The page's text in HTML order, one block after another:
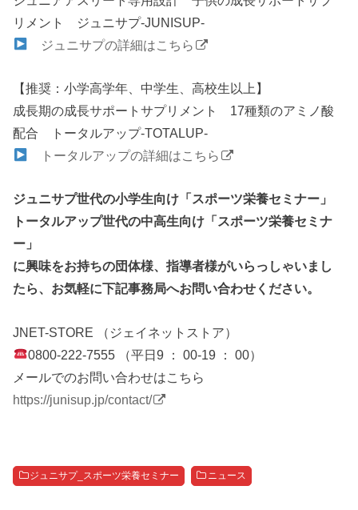
リメント ジュニサプ-JUNISUP-
ジュニサプの詳細はこちら
【推奨：小学高学年、中学生、高校生以上】
成長期の成長サポートサプリメント 17種類のアミノ酸
配合 トータルアップ-TOTALUP-
トータルアップの詳細はこちら
ジュニサプ世代の小学生向け「スポーツ栄養セミナー」
トータルアップ世代の中高生向け「スポーツ栄養セミナ
ー」
に興味をお持ちの団体様、指導者様がいらっしゃいまし
たら、お気軽に下記事務局へお問い合わせください。
JNET-STORE （ジェイネットストア）
0800-222-7555 （平日9 ： 00-19 ： 00）
メールでのお問い合わせはこちら
https://junisup.jp/contact/
ジュニサプ_スポーツ栄養セミナー ニュース